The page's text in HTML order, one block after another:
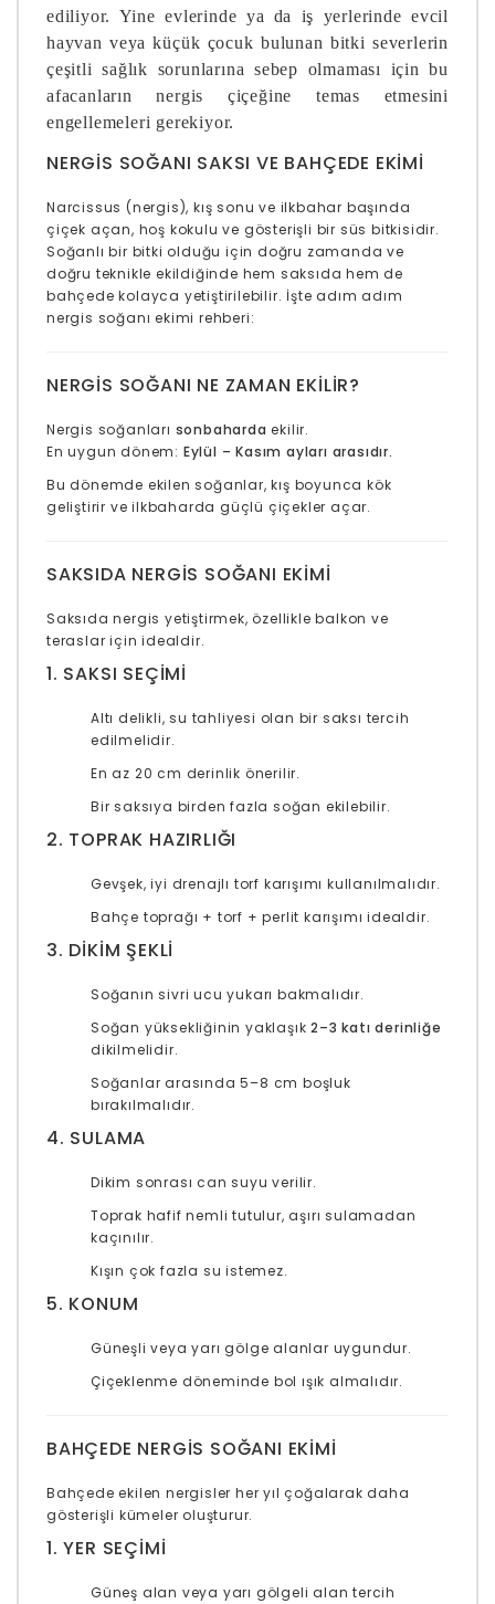
ediliyor. Yine evlerinde ya da iş yerlerinde evcil
hayvan veya küçük çocuk bulunan bitki severlerin
çeşitli sağlık sorunlarına sebep olmaması için bu
afacanların nergis çiçeğine temas etmesini
engellemeleri gerekiyor.
NERGIS SOĞANI SAKSI VE BAHÇEDE EKIMI
Narcissus (nergis), kış sonu ve ilkbahar başında
çiçek açan, hoş kokulu ve gösterişli bir süs bitkisidir.
Soğanlı bir bitki olduğu için doğru zamanda ve
doğru teknikle ekildiğinde hem saksıda hem de
bahçede kolayca yetiştirilebilir. İşte adım adım
nergis soğanı ekimi rehberi:
NERGIS SOĞANI NE ZAMAN EKILIR?
Nergis soğanları sonbaharda ekilir.
En uygun dönem: Eylül – Kasım ayları arasıdır.
Bu dönemde ekilen soğanlar, kış boyunca kök
geliştirir ve ilkbaharda güçlü çiçekler açar.
SAKSIDA NERGIS SOĞANI EKIMI
Saksıda nergis yetiştirmek, özellikle balkon ve
teraslar için idealdir.
1. SAKSI SEÇIMI
Altı delikli, su tahliyesi olan bir saksı tercih
edilmelidir.
En az 20 cm derinlik önerilir.
Bir saksıya birden fazla soğan ekilebilir.
2. TOPRAK HAZIRLIĞI
Gevşek, iyi drenajlı torf karışımı kullanılmalıdır.
Bahçe toprağı + torf + perlit karışımı idealdir.
3. DIKIM ŞEKLI
Soğanın sivri ucu yukarı bakmalıdır.
Soğan yüksekliğinin yaklaşık2–3 katı derinliğe
dikilmelidir.
Soğanlar arasında 5–8 cm boşluk
bırakılmalıdır.
4. SULAMA
Dikim sonrası can suyu verilir.
Toprak hafif nemli tutulur, aşırı sulamadan
kaçınılır.
Kışın çok fazla su istemez.
5. KONUM
Güneşli veya yarı gölge alanlar uygundur.
Çiçeklenme döneminde bol ışık almalıdır.
BAHÇEDE NERGIS SOĞANI EKIMI
Bahçede ekilen nergisler her yıl çoğalarak daha
gösterişli kümeler oluşturur.
1. YER SEÇIMI
Güneş alan veya yarı gölgeli alan tercih